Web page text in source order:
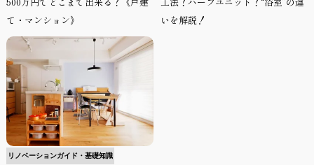
て・マンション》
いを解説！
リノベーションガイド・基礎知識